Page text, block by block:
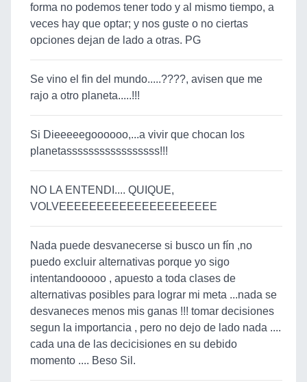
forma no podemos tener todo y al mismo tiempo, a
veces hay que optar; y nos guste o no ciertas
opciones dejan de lado a otras. PG
Se vino el fin del mundo.....????, avisen que me
rajo a otro planeta.....!!!
Si Dieeeeegoooooo,...a vivir que chocan los
planetasssssssssssssssss!!!
NO LA ENTENDI.... QUIQUE,
VOLVEEEEEEEEEEEEEEEEEEEEE
Nada puede desvanecerse si busco un fín ,no
puedo excluir alternativas porque yo sigo
intentandooooo , apuesto a toda clases de
alternativas posibles para lograr mi meta ...nada se
desvaneces menos mis ganas !!! tomar decisiones
segun la importancia , pero no dejo de lado nada ....
cada una de las decicisiones en su debido
momento .... Beso Sil.